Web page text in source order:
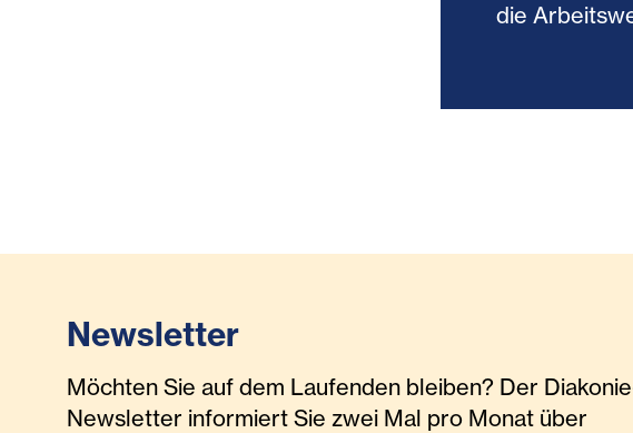
die
Newsletter
Möchten Sie auf dem Laufenden bleiben? Der
Newsletter informiert Sie zwei Mal pro Monat über